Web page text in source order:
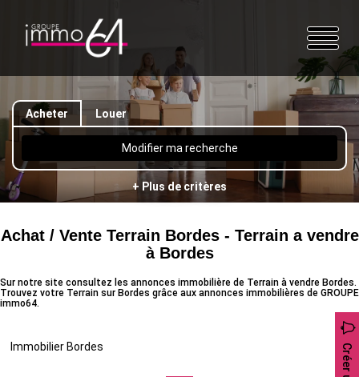
Acheter Louer
Modifier ma recherche
+ Plus de critères
Achat / Vente Terrain Bordes - Terrain a vendre
à Bordes
Sur notre site consultez les annonces immobilière de Terrain à vendre Bordes.
Trouvez votre Terrain sur Bordes grâce aux annonces immobilières de GROUPE
immo64.
Immobilier Bordes